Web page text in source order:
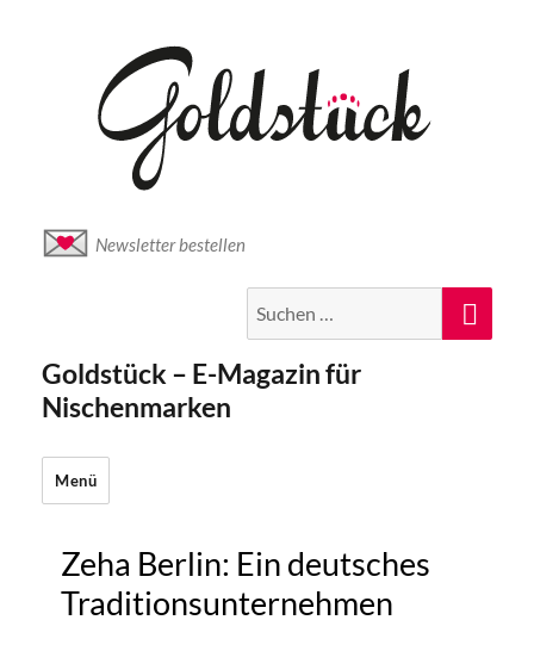
Newsletter bestellen
nach:
Goldstück – E-Magazin für
Nischenmarken
Menü
Zeha Berlin: Ein deutsches
Traditionsunternehmen